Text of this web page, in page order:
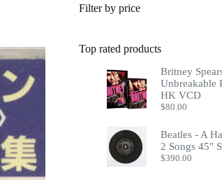
Filter by price
Top rated products
Britney
Unbreakable
HK VCD
$80.00
Beatles - A
2 Songs 45"
$390.00